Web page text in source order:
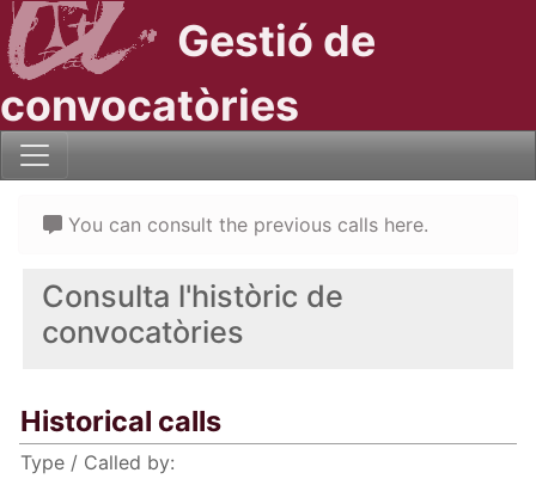
Gestió de
convocatòries
Consulta l'històric de
convocatòries
Historical calls
Type / Called by:
You can consult the previous calls here.